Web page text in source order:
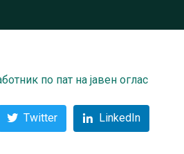
по пат на јавен оглас
Twitter LinkedIn